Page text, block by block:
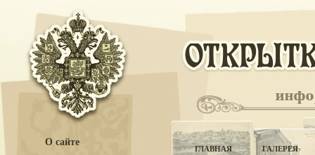
О сайте
ГЛАВНАЯ ГАЛЕРЕЯ